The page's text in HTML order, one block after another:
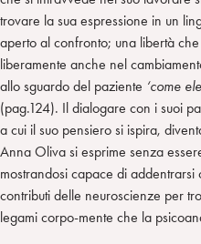
trovare la sua espressione in un
aperto al confronto; una libertà
liberamente anche nel
allo sguardo del paziente ‘come
(pag.124). Il dialogare con i suoi
a cui il suo pensiero si ispira,
Anna Oliva si esprime senza
mostrandosi capace di
contributi delle neuroscienze per
legami corpo-mente che la